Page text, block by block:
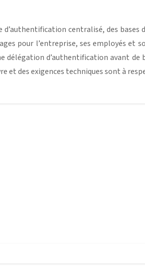
centralisé, des bases
pour l’entreprise, ses employés et
d’authentification avant de
et des exigences techniques sont à